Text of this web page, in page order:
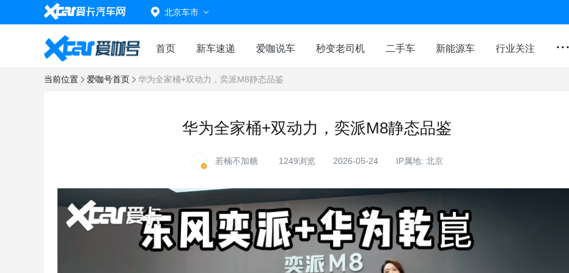
北京车市
首页 新车速递 爱咖说车 秒变老司机 二手车 新能源车 行业关注 ...
当前位置 爱咖号首页 华为全家桶+双动力，奕派M8静态品鉴
华为全家桶+双动力，奕派M8静态品鉴
若楠不加糖 1249浏览 2026-05-24 IP属地: 北京